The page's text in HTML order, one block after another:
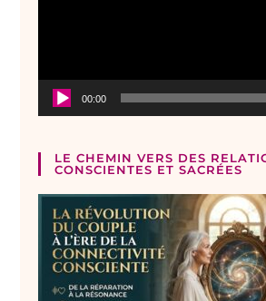
00:00
LE CHEMIN VERS DES
CONSCIENTES ET SACRÉES